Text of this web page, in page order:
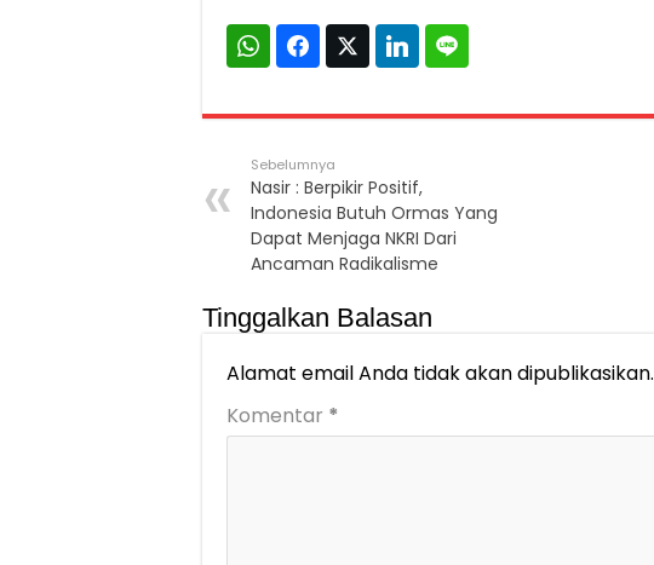
Sebelumnya
Nasir : Berpikir Positif,
Indonesia Butuh Ormas Yang
Dapat Menjaga NKRI Dari
Ancaman Radikalisme
Tinggalkan Balasan
Alamat email Anda tidak akan dipublikasikan.
Komentar *